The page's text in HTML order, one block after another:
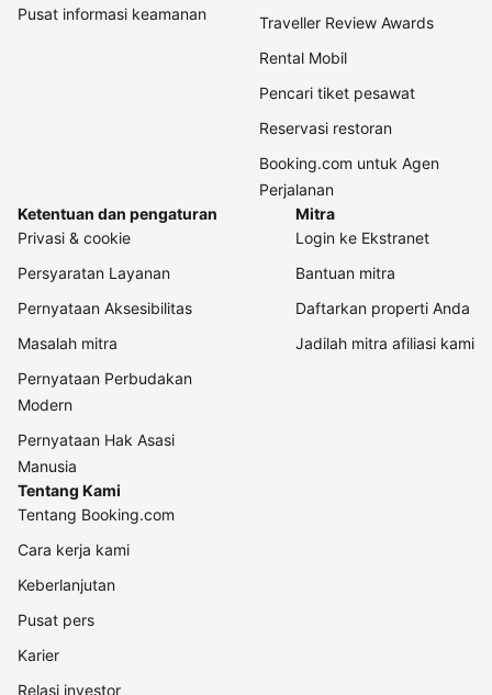
Pusat informasi keamanan
Traveller Review Awards
Rental Mobil
Pencari tiket pesawat
Reservasi restoran
Booking.com untuk Agen
Perjalanan
Ketentuan dan pengaturan
Privasi & cookie
Persyaratan Layanan
Pernyataan Aksesibilitas
Masalah mitra
Pernyataan Perbudakan
Modern
Pernyataan Hak Asasi
Manusia
Mitra
Login ke Ekstranet
Bantuan mitra
Daftarkan properti Anda
Jadilah mitra afiliasi kami
Tentang Kami
Tentang Booking.com
Cara kerja kami
Keberlanjutan
Pusat pers
Karier
Relasi investor